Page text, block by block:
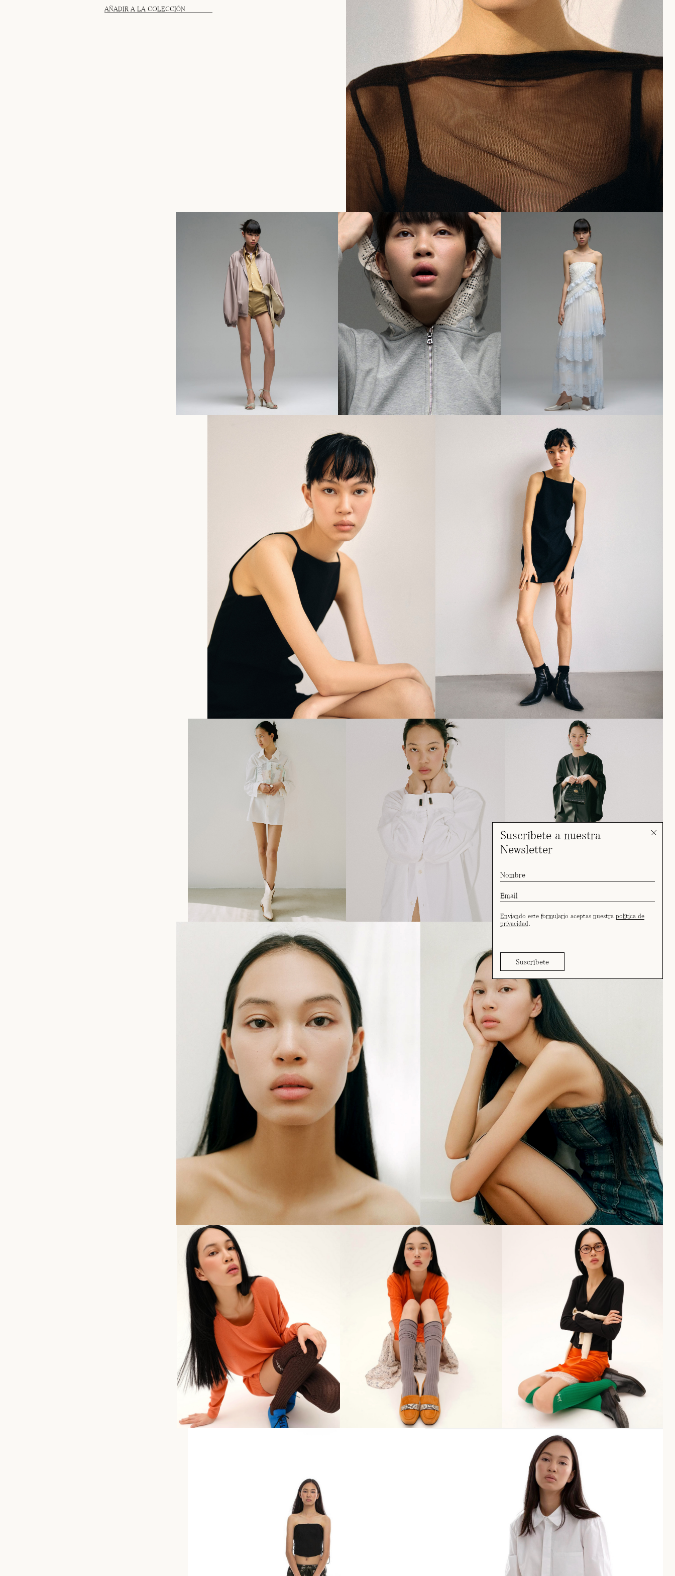
AÑADIR A LA COLECCIÓN
Suscríbete a nuestra
Newsletter
Enviando este formulario aceptas nuestra política de
privacidad.